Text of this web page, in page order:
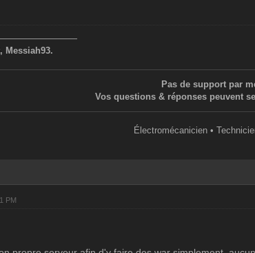
Messiah93.
Pas de support par
Vos questions & réponses peuvent
Électromécanicien •
PM